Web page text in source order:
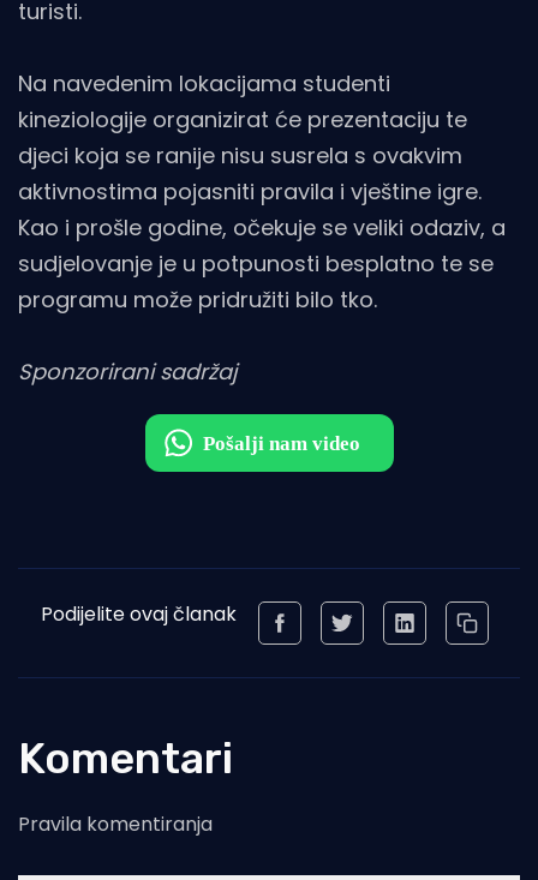
turisti.
Na navedenim lokacijama studenti
kineziologije organizirat će prezentaciju te
djeci koja se ranije nisu susrela s ovakvim
aktivnostima pojasniti pravila i vještine igre.
Kao i prošle godine, očekuje se veliki odaziv, a
sudjelovanje je u potpunosti besplatno te se
programu može pridružiti bilo tko.
Sponzorirani sadržaj
Podijelite ovaj članak
Komentari
Pravila komentiranja